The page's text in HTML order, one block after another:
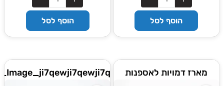
הוסף לסל הוסף לסל
מארז דמויות לאספנות